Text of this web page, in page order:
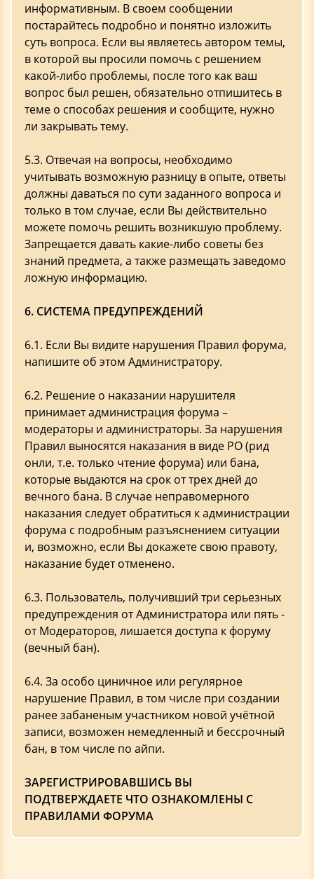
информативным. В своем сообщении
постарайтесь подробно и понятно изложить
суть вопроса. Если вы являетесь автором темы,
в которой вы просили помочь с решением
какой-либо проблемы, после того как ваш
вопрос был решен, обязательно отпишитесь в
теме о способах решения и сообщите, нужно
ли закрывать тему.
5.3. Отвечая на вопросы, необходимо
учитывать возможную разницу в опыте, ответы
должны даваться по сути заданного вопроса и
только в том случае, если Вы действительно
можете помочь решить возникшую проблему.
Запрещается давать какие-либо советы без
знаний предмета, а также размещать заведомо
ложную информацию.
6. СИСТЕМА ПРЕДУПРЕЖДЕНИЙ
6.1. Если Вы видите нарушения Правил форума,
напишите об этом Администратору.
6.2. Решение о наказании нарушителя
принимает администрация форума –
модераторы и администраторы. За нарушения
Правил выносятся наказания в виде РО (рид
онли, т.е. только чтение форума) или бана,
которые выдаются на срок от трех дней до
вечного бана. В случае неправомерного
наказания следует обратиться к администрации
форума с подробным разъяснением ситуации
и, возможно, если Вы докажете свою правоту,
наказание будет отменено.
6.3. Пользователь, получивший три серьезных
предупреждения от Администратора или пять -
от Модераторов, лишается доступа к форуму
(вечный бан).
6.4. За особо циничное или регулярное
нарушение Правил, в том числе при создании
ранее забаненым участником новой учётной
записи, возможен немедленный и бессрочный
бан, в том числе по айпи.
ЗАРЕГИСТРИРОВАВШИСЬ ВЫ
ПОДТВЕРЖДАЕТЕ ЧТО ОЗНАКОМЛЕНЫ С
ПРАВИЛАМИ ФОРУМА